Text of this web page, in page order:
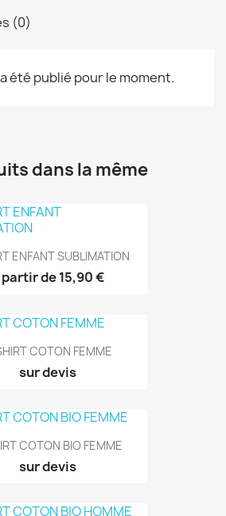
(0)
été publié pour le moment.
dans la même
ENFANT SUBLIMATION
de 15,90 €
COTON FEMME
sur devis
COTON BIO FEMME
sur devis